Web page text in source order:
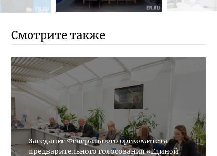
Смотрите также
Заседание Федерального оргкомитета
предварительного голосования «Единой